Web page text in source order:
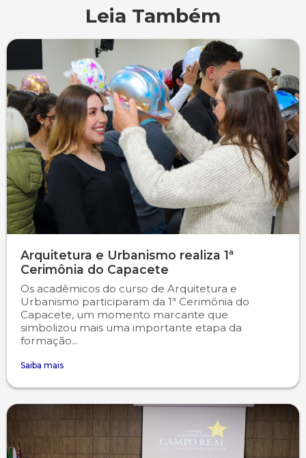
Leia Também
Arquitetura e Urbanismo realiza 1ª
Cerimônia do Capacete
Os acadêmicos do curso de Arquitetura e
Urbanismo participaram da 1ª Cerimônia do
Capacete, um momento marcante que
simbolizou mais uma importante etapa da
formação...
Saiba mais
Publicidade e Propaganda
Seguro Escolar
Sapien
Simulado Preparatório
Revistas Campo Real
WhatsApp Campo Real